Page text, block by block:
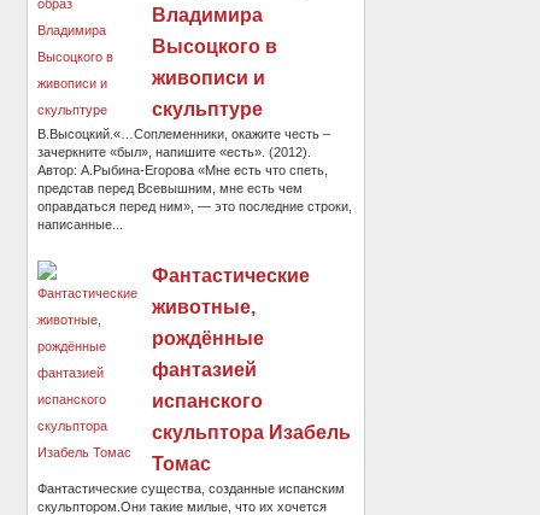
Владимира
Высоцкого в
живописи и
скульптуре
В.Высоцкий.«…Соплеменники, окажите честь –
зачеркните «был», напишите «есть». (2012).
Автор: А.Рыбина-Егорова «Мне есть что спеть,
представ перед Всевышним, мне есть чем
оправдаться перед ним», — это последние строки,
написанные...
Фантастические
животные,
рождённые
фантазией
испанского
скульптора Изабель
Томас
Фантастические существа, созданные испанским
скульптором.Они такие милые, что их хочется